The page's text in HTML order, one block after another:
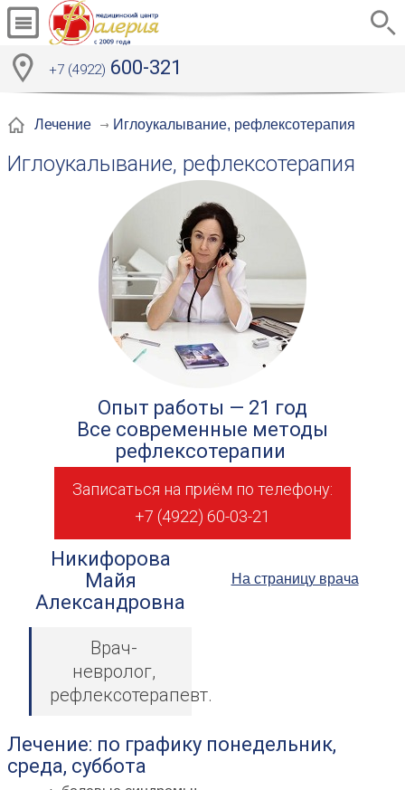
+7 (4922) 600-321
Лечение Иглоукалывание, рефлексотерапия
Иглоукалывание, рефлексотерапия
Опыт работы — 21 год
Все современные методы
рефлексотерапии
Записаться на приём по телефону:
+7 (4922) 60-03-21
Никифорова
Майя
Александровна
На страницу врача
Врач-
невролог,
рефлексотерапевт.
Лечение: по графику понедельник,
среда, суббота